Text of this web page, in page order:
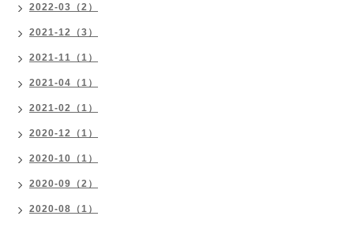
2022-03（2）
2021-12（3）
2021-11（1）
2021-04（1）
2021-02（1）
2020-12（1）
2020-10（1）
2020-09（2）
2020-08（1）